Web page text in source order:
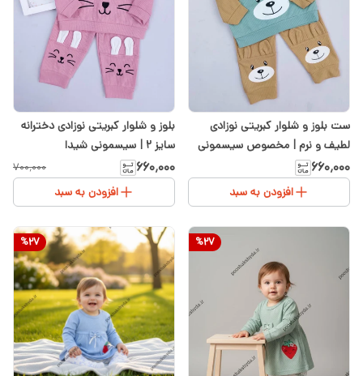
ست بلوز و شلوار کبریتی نوزادی
لطیف و نرم | مخصوص سیسمونی
شیدا
۶۶۰٬۰۰۰
افزودن به سبد
بلوز و شلوار کبریتی نوزادی دخترانه
سایز ۲ | سیسمونی شیدا
۶۶۰٬۰۰۰ ۷۰۰٬۰۰۰
افزودن به سبد
%27
%27